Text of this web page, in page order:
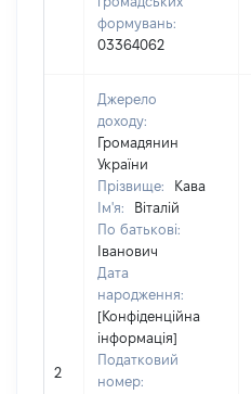
формувань:
03364062
2
Джерело
доходу:
Громадянин
України
Прізвище:
Кава
Ім'я:
Віталій
По батькові:
Іванович
Дата
народження:
[Конфіденційна
інформація]
Податковий
номер: